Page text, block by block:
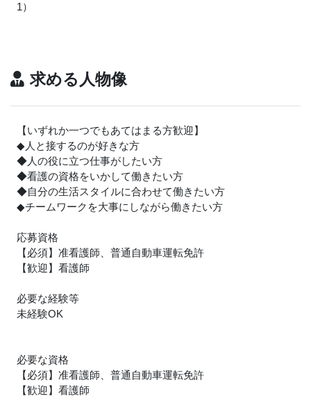
1）
求める人物像
【いずれか一つでもあてはまる方歓迎】
◆人と接するのが好きな方
◆人の役に立つ仕事がしたい方
◆看護の資格をいかして働きたい方
◆自分の生活スタイルに合わせて働きたい方
◆チームワークを大事にしながら働きたい方
応募資格
【必須】准看護師、普通自動車運転免許
【歓迎】看護師
必要な経験等
未経験OK
必要な資格
【必須】准看護師、普通自動車運転免許
【歓迎】看護師